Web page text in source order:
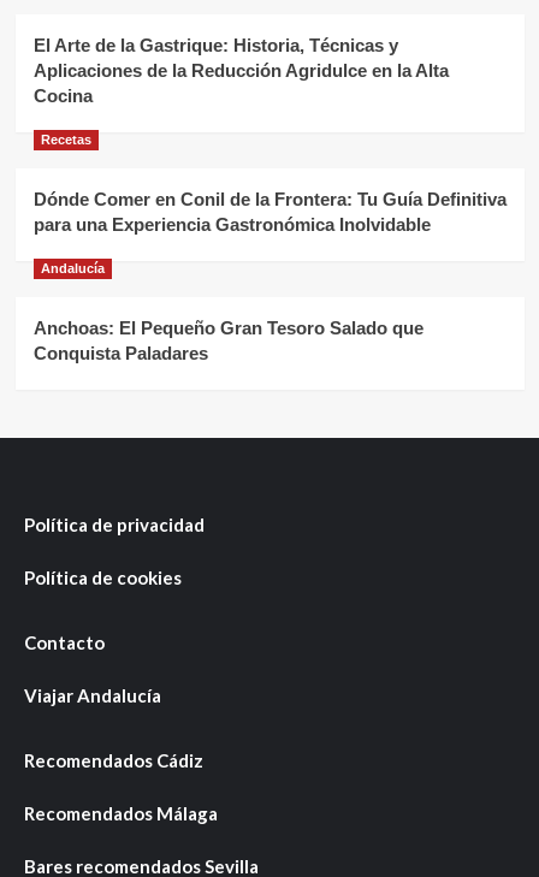
El Arte de la Gastrique: Historia, Técnicas y
Aplicaciones de la Reducción Agridulce en la Alta
Cocina
Recetas
Dónde Comer en Conil de la Frontera: Tu Guía Definitiva
para una Experiencia Gastronómica Inolvidable
Andalucía
Anchoas: El Pequeño Gran Tesoro Salado que
Conquista Paladares
Política de privacidad
Política de cookies
Contacto
Viajar Andalucía
Recomendados Cádiz
Recomendados Málaga
Bares recomendados Sevilla